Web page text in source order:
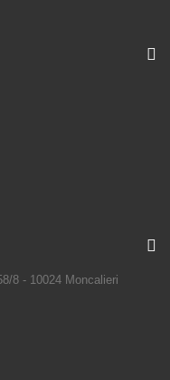
8 - 10024 Moncalieri